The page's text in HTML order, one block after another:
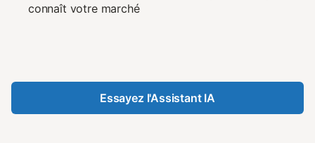
connaît votre marché
Essayez l'Assistant IA